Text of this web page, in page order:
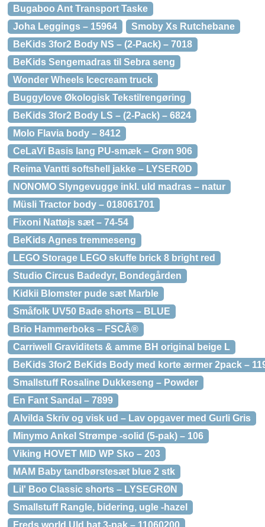
Bugaboo Ant Transport Taske
Joha Leggings – 15964
Smoby Xs Rutchebane
BeKids 3for2 Body NS – (2-Pack) – 7018
BeKids Sengemadras til Sebra seng
Wonder Wheels Icecream truck
Buggylove Økologisk Tekstilrengøring
BeKids 3for2 Body LS – (2-Pack) – 6824
Molo Flavia body – 8412
CeLaVi Basis lang PU-smæk – Grøn 906
Reima Vantti softshell jakke – LYSERØD
NONOMO Slyngevugge inkl. uld madras – natur
Müsli Tractor body – 018061701
Fixoni Nattøjs sæt – 74-54
BeKids Agnes tremmeseng
LEGO Storage LEGO skuffe brick 8 bright red
Studio Circus Badedyr, Bondegården
Kidkii Blomster pude sæt Marble
Småfolk UV50 Bade shorts – BLUE
Brio Hammerboks – FSCÂ®
Carriwell Graviditets & amme BH original beige L
BeKids 3for2 BeKids Body med korte ærmer 2pack –
Smallstuff Rosaline Dukkeseng – Powder
En Fant Sandal – 7899
Alvilda Skriv og visk ud – Lav opgaver med Gurli Gris
Minymo Ankel Strømpe -solid (5-pak) – 106
Viking HOVET MID WP Sko – 203
MAM Baby tandbørstesæt blue 2 stk
Lil' Boo Classic shorts – LYSEGRØN
Smallstuff Rangle, bidering, ugle -hazel
Freds world Uld hat 3-pak – 11060200